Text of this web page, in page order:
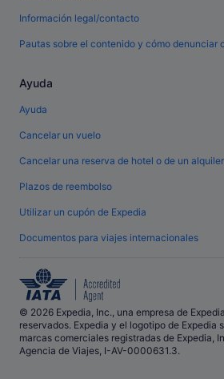
Información legal/contacto
Pautas sobre el contenido y cómo denunciar
Ayuda
Ayuda
Cancelar un vuelo
Cancelar una reserva de hotel o de un
Plazos de reembolso
Utilizar un cupón de Expedia
Documentos para viajes internacionales
© 2026 Expedia, Inc., una empresa de
reservados. Expedia y el logotipo de Expedia
marcas comerciales registradas de Expedia,
Agencia de Viajes, I-AV-0000631.3.